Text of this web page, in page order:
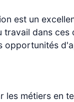
est un
dans
métiers en